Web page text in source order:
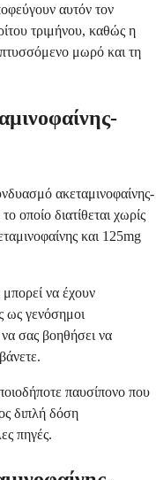
αυτόν τον
τριμήνου, καθώς η
μωρό και τη
ακεταμινοφαίνης-
οποίο διατίθεται χωρίς
και 125mg
να έχουν
ως γενόσημοι
σας βοηθήσει να
παυσίπονο που
διπλή δόση
πηγές.